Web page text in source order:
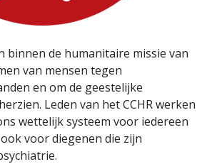
binnen de humanitaire missie van
van mensen tegen
en om de geestelijke
Leden van het CCHR werken
wettelijk systeem voor iedereen
voor diegenen die zijn